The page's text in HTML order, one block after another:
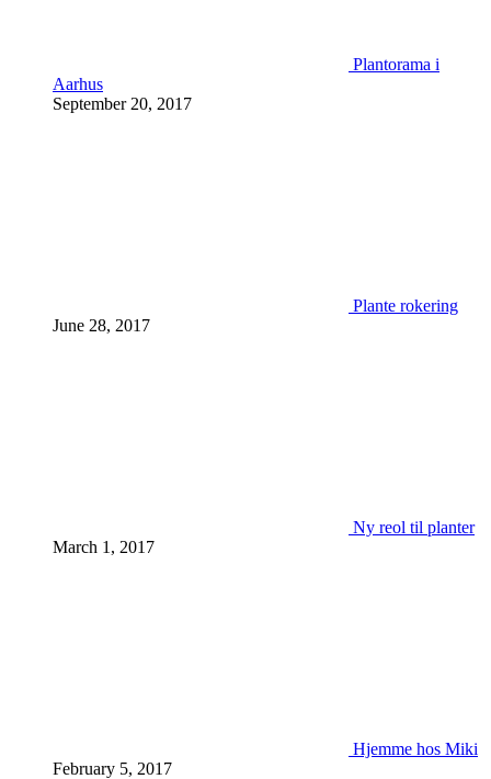
Plantorama i
Aarhus
September 20, 2017
Plante rokering
June 28, 2017
Ny reol til planter
March 1, 2017
Hjemme hos Miki
February 5, 2017